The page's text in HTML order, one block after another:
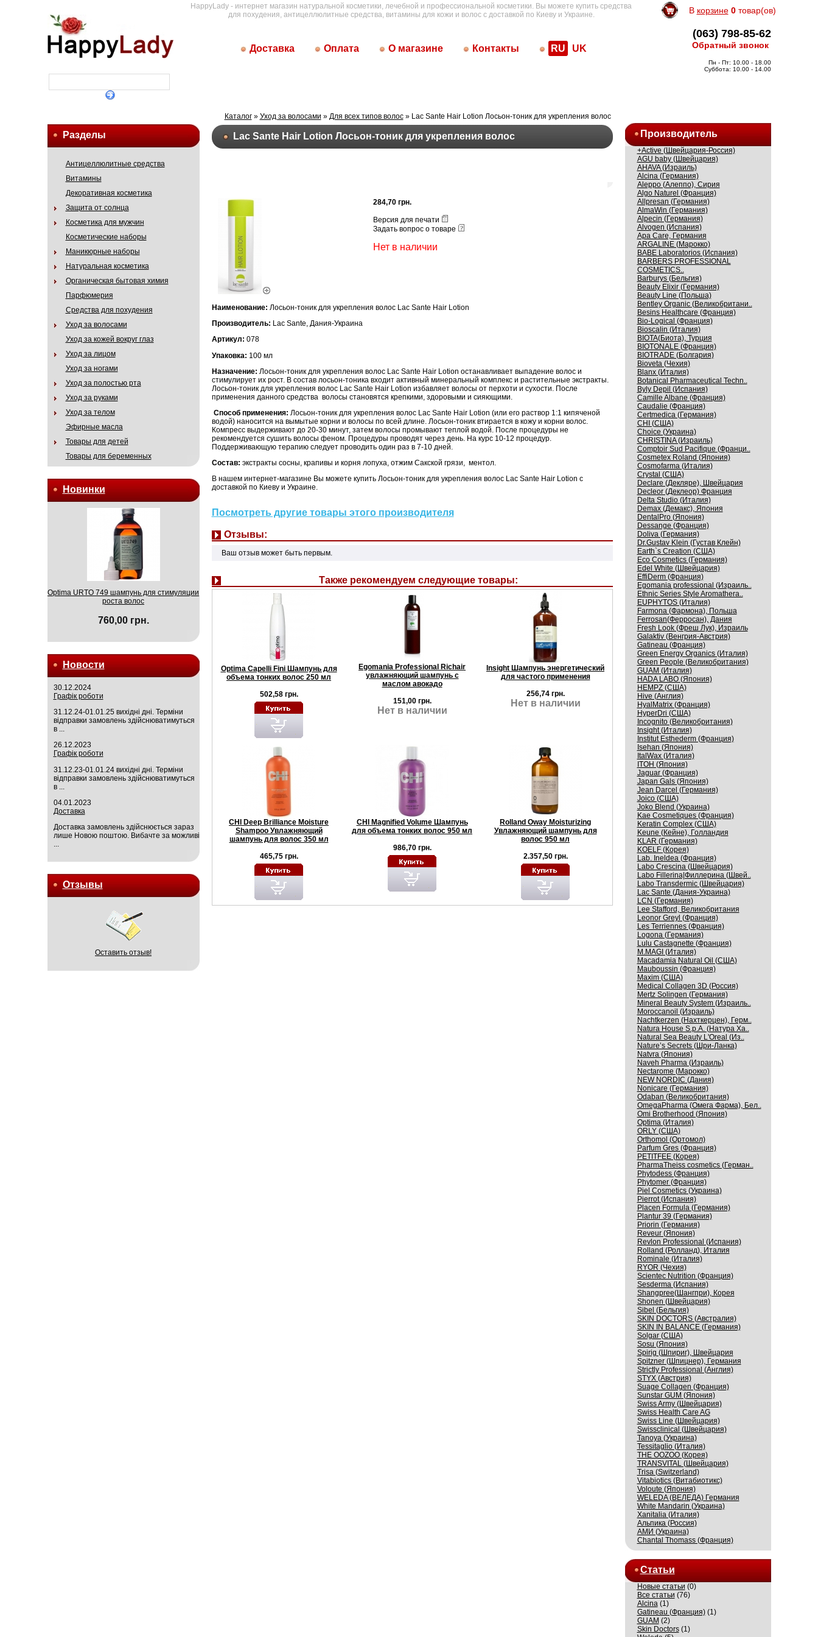
HappyLady - интернет магазин натуральной косметики, лечебной и профессиональной косметики. Вы можете купить средства
для похудения, антицеллюлитные средства, витамины для кожи и волос с доставкой по Киеву и Украине.
Доставка Оплата О магазине Контакты RU UK
В корзине 0товар(ов)
(063) 798-85-62
Обратный звонок
Пн - Пт: 10.00 - 18.00
Суббота: 10.00 - 14.00
Разделы
Антицеллюлитные средства
Витамины
Декоративная косметика
Защита от солнца
Косметика для мужчин
Косметические наборы
Маникюрные наборы
Натуральная косметика
Органическая бытовая химия
Парфюмерия
Средства для похудения
Уход за волосами
Уход за кожей вокруг глаз
Уход за лицом
Уход за ногами
Уход за полостью рта
Уход за руками
Уход за телом
Эфирные масла
Товары для детей
Товары для беременных
Новинки
Optima URTO 749 шампунь для стимуляции
роста волос
760,00 грн.
Новости
30.12.2024
Графік роботи
31.12.24-01.01.25 вихідні дні. Терміни
відправки замовлень здійснюватимуться
в ...
26.12.2023
Графік роботи
31.12.23-01.01.24 вихідні дні. Терміни
відправки замовлень здійснюватимуться
в ...
04.01.2023
Доставка
Доставка замовлень здійснюється зараз
лише Новою поштою. Вибачте за можливі
...
Отзывы
Оставить отзыв!
Каталог» Уход за волосами » Для всех типов волос» Lac Sante Hair Lotion Лосьон-тоник для укрепления волос
Lac Sante Hair Lotion Лосьон-тоник для укрепления волос
284,70 грн.
Версия для печати
Задать вопрос о товаре
Нет в наличии
Наименование: Лосьон-тоник для укрепления волос Lac Sante Hair Lotion
Производитель: Lac Sante, Дания-Украина
Артикул: 078
Упаковка: 100 мл
Назначение: Лосьон-тоник для укрепления волос Lac Sante Hair Lotion останавливает выпадение волос и
стимулирует их рост. В состав лосьон-тоника входит активный минеральный комплекс и растительные экстракты.
Лосьон-тоник для укрепления волос Lac Sante Hair Lotion избавляет волосы от перхоти и сухости. После
применения данного средства волосы становятся крепкими, здоровыми и сияющими.
Способ применения: Лосьон-тоник для укрепления волос Lac Sante Hair Lotion (или его раствор 1:1 кипяченой
водой) наносится на вымытые корни и волосы по всей длине. Лосьон-тоник втирается в кожу и корни волос.
Компресс выдерживают до 20-30 минут, затем волосы промывают теплой водой. После процедуры не
рекомендуется сушить волосы феном. Процедуры проводят через день. На курс 10-12 процедур.
Поддерживающую терапию следует проводить один раз в 7-10 дней.
Состав: экстракты сосны, крапивы и корня лопуха, отжим Сакской грязи, ментол.
В нашем интернет-магазине Вы можете купить Лосьон-тоник для укрепления волос Lac Sante Hair Lotion с
доставкой по Киеву и Украине.
Посмотреть другие товары этого производителя
Отзывы:
Ваш отзыв может быть первым.
Также рекомендуем следующие товары:
Optima Capelli Fini Шампунь для
объема тонких волос 250 мл
502,58 грн.
Egomania Professional Richair
увлажняющий шампунь с
маслом авокадо
151,00 грн.
Нет в наличии
Insight Шампунь энергетический
для частого применения
256,74 грн.
Нет в наличии
CHI Deep Brilliance Moisture
Shampoo Увлажняющий
шампунь для волос 350 мл
465,75 грн.
CHI Magnified Volume Шампунь
для объема тонких волос 950 мл
986,70 грн.
Rolland Oway Moisturizing
Увлажняющий шампунь для
волос 950 мл
2.357,50 грн.
Производитель
+Active (Швейцария-Россия)
AGU baby (Швейцария)
AHAVA (Израиль)
Alcina (Германия)
Aleppo (Алеппо), Сирия
Algo Naturel (Франция)
Allpresan (Германия)
AlmaWin (Германия)
Alpecin (Германия)
Alvogen (Испания)
Apa Care, Германия
ARGALINE (Марокко)
BABE Laboratorios (Испания)
BARBERS PROFESSIONAL
COSMETICS..
Barburys (Бельгия)
Beauty Elixir (Германия)
Beauty Line (Польша)
Bentley Organic (Великобритани..
Besins Healthcare (Франция)
Bio-Logical (Франция)
Bioscalin (Италия)
BIOTA(Биота), Турция
BIOTONALE (Франция)
BIOTRADE (Болгария)
Bioveta (Чехия)
Blanx (Италия)
Botanical Pharmaceutical Techn..
Byly Depil (Испания)
Camille Albane (Франция)
Caudalie (Франция)
Certmedica (Германия)
CHI (США)
Choice (Украина)
CHRISTINA (Израиль)
Comptoir Sud Pacifique (Франци..
Cosmetex Roland (Япония)
Cosmofarma (Италия)
Crystal (США)
Declare (Декляре), Швейцария
Decleor (Деклеор) Франция
Delta Studio (Италия)
Demax (Демакс), Япония
DentalPro (Япония)
Dessange (Франция)
Doliva (Германия)
Dr.Gustav Klein (Густав Клейн)
Earth`s Creation (США)
Eco Cosmetics (Германия)
Edel White (Швейцария)
EffiDerm (Франция)
Egomania professional (Израиль..
Ethnic Series Style Aromathera..
EUPHYTOS (Италия)
Farmona (Фармона), Польша
Ferrosan(Ферросан), Дания
Fresh Look (Фреш Лук), Израиль
Galaktiv (Венгрия-Австрия)
Gatineau (Франция)
Green Energy Organics (Италия)
Green People (Великобритания)
GUAM (Италия)
HADA LABO (Япония)
HEMPZ (США)
Hive (Англия)
HyalMatrix (Франция)
HyperDri (США)
Incognito (Великобритания)
Insight (Италия)
Institut Esthederm (Франция)
Isehan (Япония)
ItalWax (Италия)
ITOH (Япония)
Jaguar (Франция)
Japan Gals (Япония)
Jean Darcel (Германия)
Joico (США)
Joko Blend (Украина)
Kaе Cosmеtiques (Франция)
Keratin Complex (США)
Keune (Кейне), Голландия
KLAR (Германия)
KOELF (Корея)
Lab. Ineldea (Франция)
Labo Crescina (Швейцария)
Labo Fillerina|Филлерина (Швей..
Labo Transdermic (Швейцария)
Lac Sante (Дания-Украина)
LCN (Германия)
Lee Stafford, Великобритания
Leonor Greyl (Франция)
Les Terriennes (Франция)
Logona (Германия)
Lulu Castagnette (Франция)
M.MAGI (Италия)
Macadamia Natural Oil (США)
Mauboussin (Франция)
Maxim (США)
Medical Collagen 3D (Россия)
Mertz Solingen (Германия)
Mineral Beauty System (Израиль..
Moroccanoil (Израиль)
Nachtkerzen (Нахткерцен), Герм..
Natura House S.p.A. (Натура Ха..
Natural Sea Beauty L'Oreal (Из..
Nature’s Secrets (Шри-Ланка)
Natvra (Япония)
Naveh Pharma (Израиль)
Nectarome (Марокко)
NEW NORDIC (Дания)
Nonicare (Германия)
Odaban (Великобритания)
OmegaPharma (Омега Фарма), Бел..
Omi Brotherhood (Япония)
Optima (Италия)
ORLY (США)
Orthomol (Ортомол)
Parfum Gres (Франция)
PETITFEE (Корея)
PharmaTheiss cosmetics (Герман..
Phytodess (Франция)
Phytomer (Франция)
Piel Cosmetics (Украина)
Pierrot (Испания)
Placen Formula (Германия)
Plantur 39 (Германия)
Priorin (Германия)
Reveur (Япония)
Revlon Professional (Испания)
Rolland (Ролланд), Италия
Rominale (Италия)
RYOR (Чехия)
Scientec Nutrition (Франция)
Sesderma (Испания)
Shangpree(Шангпри), Корея
Shonen (Швейцария)
Sibel (Бельгия)
SKIN DOCTORS (Австралия)
SKIN IN BALANCE (Германия)
Solgar (США)
Sosu (Япония)
Spirig (Шпириг), Швейцария
Spitzner (Шпицнер), Германия
Strictly Professional (Англия)
STYX (Австрия)
Suage Collagen (Франция)
Sunstar GUM (Япония)
Swiss Army (Швейцария)
Swiss Health Care AG
Swiss Line (Швейцария)
Swissсlinical (Швейцария)
Tanoya (Украина)
Tessitaglio (Италия)
THE OOZOO (Корея)
TRANSVITAL (Швейцария)
Trisa (Switzerland)
Vitabiotics (Витабиотикс)
Voloute (Япония)
WELEDA (ВЕЛЕДА) Германия
White Mandarin (Украина)
Xanitalia (Италия)
Альпика (Россия)
АМИ (Украина)
Сhantal Thomass (Франция)
Статьи
Новые статьи (0)
Все статьи (76)
Alcina(1)
Gatineau (Франция)(1)
GUAM (2)
Skin Doctors(1)